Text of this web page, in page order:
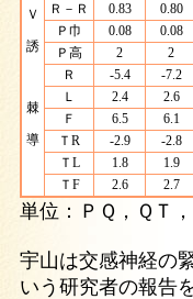
Ｖ
誘
棘
導
Ｒ－Ｒ
0.83 0.80
Ｐ巾
0.08 0.08
Ｐ高
2 2
Ｒ
-5.4 -7.2
Ｌ
2.4 2.6
Ｆ
6.5 6.1
ＴR
-2.9 -2.8
ＴL
1.8 1.9
ＴF
2.6 2.7
単位：ＰＱ，ＱＴ
宇山は交感神経の
いう研究者の報告